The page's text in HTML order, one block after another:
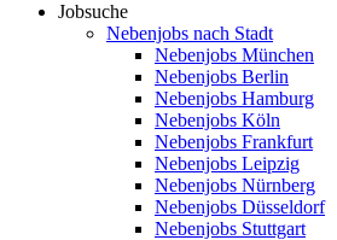
Jobsuche
Nebenjobs nach Stadt
Nebenjobs München
Nebenjobs Berlin
Nebenjobs Hamburg
Nebenjobs Köln
Nebenjobs Frankfurt
Nebenjobs Leipzig
Nebenjobs Nürnberg
Nebenjobs Düsseldorf
Nebenjobs Stuttgart